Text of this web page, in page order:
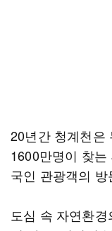
20년간 청계천은
1600만명이 찾
국인 관광객의
도심 속 자연환